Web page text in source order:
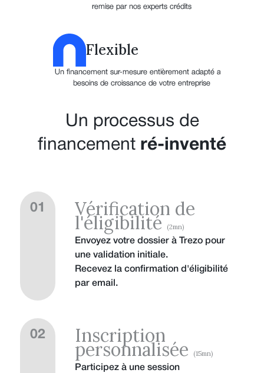
remise par nos experts crédits
Flexible
Un financement sur-mesure entièrement adapté aux
besoins de croissance de votre entreprise
Un processus de
financement ré-inventé
01 Vérification de
l'éligibilité
(2mn)
Envoyez votre dossier à Trezo pour
une validation initiale.
Recevez la confirmation d'éligibilité
par email.
02 Inscription
personnalisée
(15mn)
Participez à une session